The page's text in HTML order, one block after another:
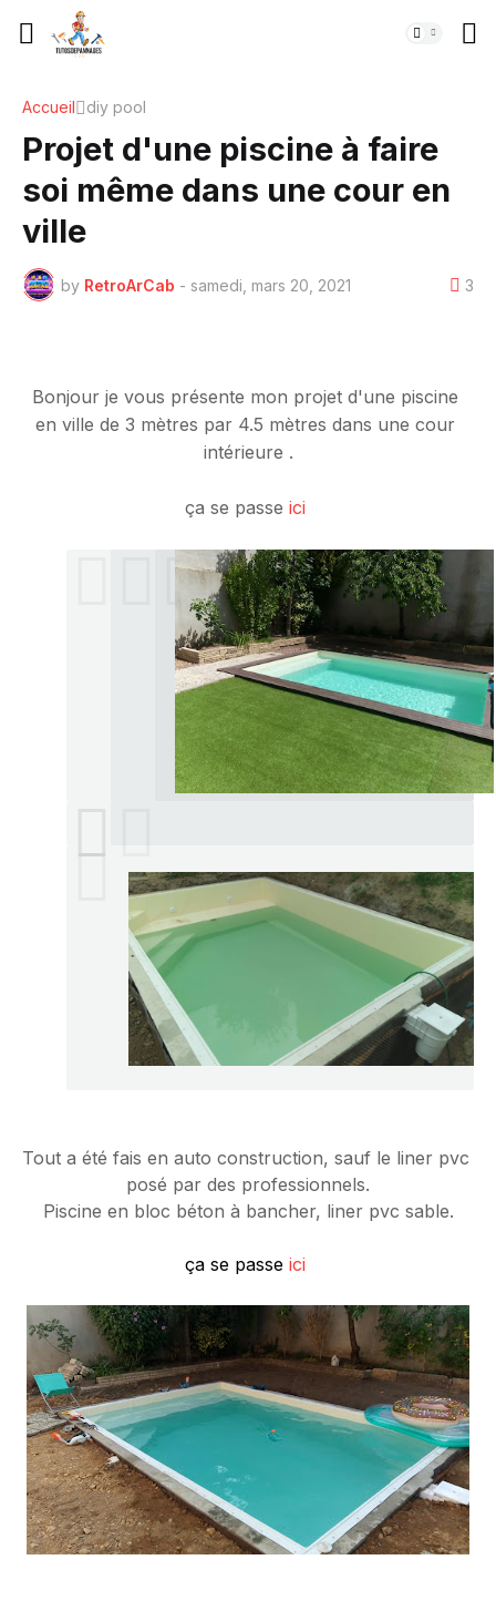
Accueil diy pool
Projet d'une piscine à faire
soi même dans une cour en
ville
by RetroArCab - samedi, mars 20, 2021 3
Bonjour je vous présente mon projet d'une piscine
en ville de 3 mètres par 4.5 mètres dans une cour
intérieure .
ça se passe ici
Tout a été fais en auto construction, sauf le liner pvc
posé par des professionnels.
Piscine en bloc béton à bancher, liner pvc sable.
ça se passe ici